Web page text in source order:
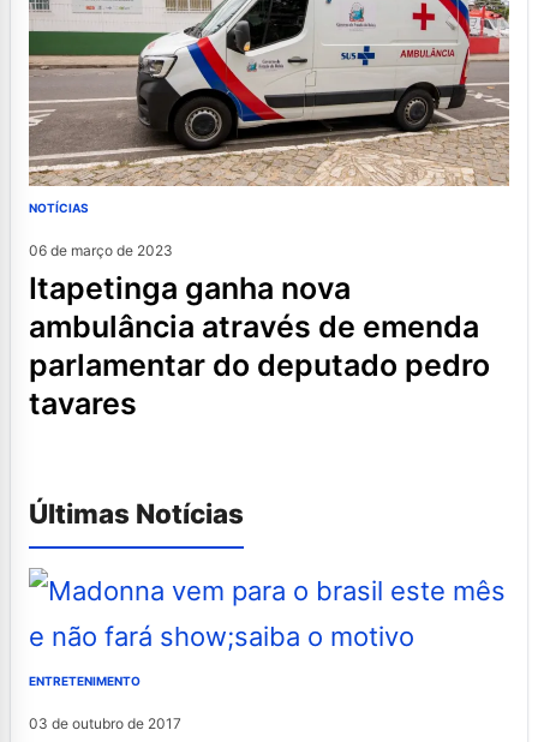
NOTÍCIAS
06 de março de 2023
itapetinga ganha nova
ambulância através de emenda
parlamentar do deputado pedro
tavares
Últimas Notícias
ENTRETENIMENTO
03 de outubro de 2017